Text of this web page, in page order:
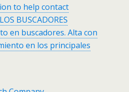
to help contact
BUSCADORES
en buscadores. Alta con
en los principales